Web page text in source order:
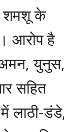
शमशू के
आरोप है
अमन,
सहित
लाठी-